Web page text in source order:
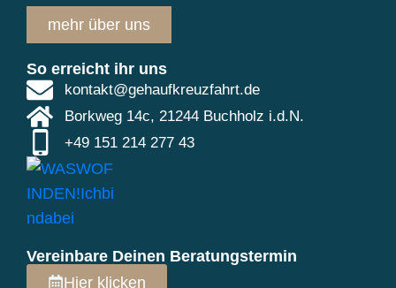
mehr über uns
So erreicht ihr uns
kontakt@gehaufkreuzfahrt.de
Borkweg 14c, 21244 Buchholz i.d.N.
+49 151 214 277 43
Vereinbare Deinen Beratungstermin
Hier klicken